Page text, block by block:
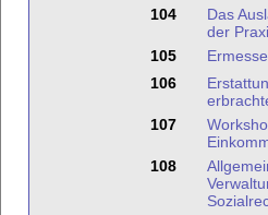
104
Das
der
105
106
107
108